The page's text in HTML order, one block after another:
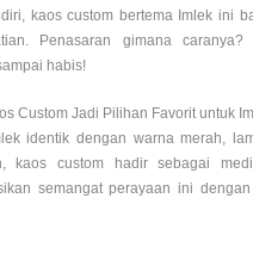
kaos custom bertema Imlek ini
Penasaran gimana
habis!
Custom Jadi Pilihan Favorit untuk
identik dengan warna merah,
kaos custom hadir sebagai
semangat perayaan ini